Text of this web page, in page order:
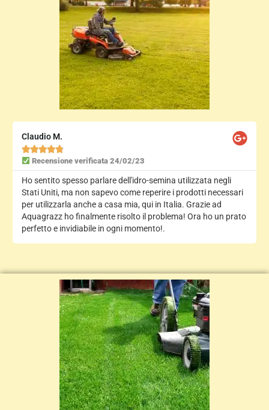
Claudio M.

Recensione verificata 24/02/23
Ho sentito spesso parlare dell'idro-semina utilizzata negli
Stati Uniti, ma non sapevo come reperire i prodotti necessari
per utilizzarla anche a casa mia, qui in Italia. Grazie ad
Aquagrazz ho finalmente risolto il problema! Ora ho un prato
perfetto e invidiabile in ogni momento!.